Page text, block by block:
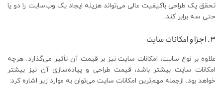
تحقق یک طراحی باکیفیت عالی می‌تواند هزینه ایجاد یک وب‌سایت را دو یا
حتی سه برابر کند.
3. اجزا و امکانات سایت
علاوه بر نوع سایت، امکانات سایت نیز بر قیمت آن تأثیر می‌گذارد. هرچه
امکانات سایت بیشتر باشد، قیمت طراحی و پیاده‌سازی آن نیز بیشتر
خواهد بود. ازجمله مهم‌ترین امکانات سایت می‌توان به موارد زیر اشاره کرد: